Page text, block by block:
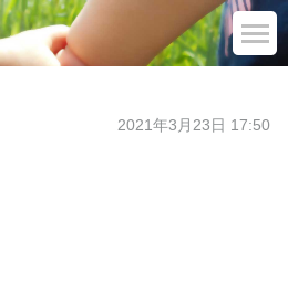
2021年3月23日 17:50